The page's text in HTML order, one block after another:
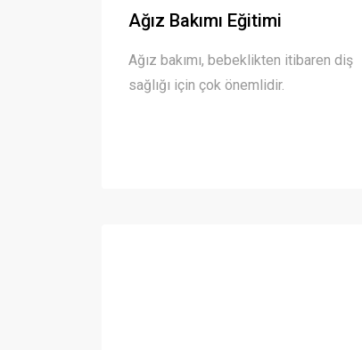
Ağız Bakımı Eğitimi
Ağız bakımı, bebeklikten itibaren diş
sağlığı için çok önemlidir.